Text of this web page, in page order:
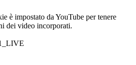
è impostato da YouTube per tenere
dei video incorporati.